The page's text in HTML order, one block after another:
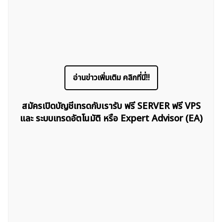
อ่านข่าวเพิ่มเติม คลิกที่นี่!!
สมัครเปิดบัญชีเทรดกับเรารับ ฟรี SERVER ฟรี VPS
และ ระบบเทรดอัตโนมัติ หรือ Expert Advisor (EA)